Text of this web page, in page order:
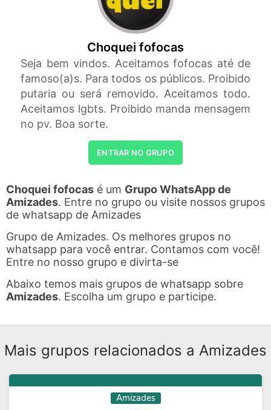
Choquei fofocas
Seja bem vindos. Aceitamos fofocas até de
famoso(a)s. Para todos os públicos. Proibido
putaria ou será removido. Aceitamos todo.
Aceitamos lgbts. Proibido manda mensagem
no pv. Boa sorte.
ENTRAR NO GRUPO
Choquei fofocas é um Grupo WhatsApp de
Amizades. Entre no grupo ou visite nossos grupos
de whatsapp de Amizades
Grupo de Amizades. Os melhores grupos no
whatsapp para você entrar. Contamos com você!
Entre no nosso grupo e divirta-se
Abaixo temos mais grupos de whatsapp sobre
Amizades. Escolha um grupo e participe.
Mais grupos relacionados a Amizades
Amizades